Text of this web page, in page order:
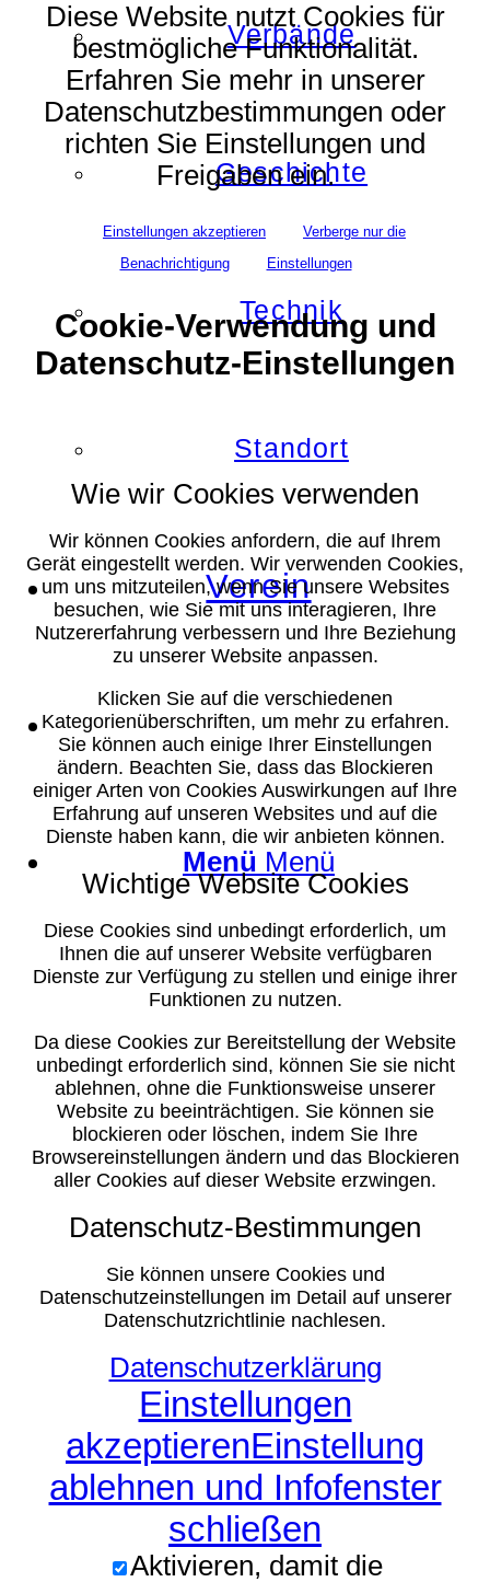
Verbände
Geschichte
Technik
Standort
Verein
Suche
Menü Menü
Diese Website nutzt Cookies für
bestmögliche Funktionalität.
Erfahren Sie mehr in unserer
Datenschutzbestimmungen oder
richten Sie Einstellungen und
Freigaben ein.
Einstellungen akzeptieren
Verberge nur die
Benachrichtigung
Einstellungen
Cookie-Verwendung und
Datenschutz-Einstellungen
Wie wir Cookies verwenden
Wir können Cookies anfordern, die auf Ihrem
Gerät eingestellt werden. Wir verwenden Cookies,
um uns mitzuteilen, wenn Sie unsere Websites
besuchen, wie Sie mit uns interagieren, Ihre
Nutzererfahrung verbessern und Ihre Beziehung
zu unserer Website anpassen.
Klicken Sie auf die verschiedenen
Kategorienüberschriften, um mehr zu erfahren.
Sie können auch einige Ihrer Einstellungen
ändern. Beachten Sie, dass das Blockieren
einiger Arten von Cookies Auswirkungen auf Ihre
Erfahrung auf unseren Websites und auf die
Dienste haben kann, die wir anbieten können.
Wichtige Website Cookies
Diese Cookies sind unbedingt erforderlich, um
Ihnen die auf unserer Website verfügbaren
Dienste zur Verfügung zu stellen und einige ihrer
Funktionen zu nutzen.
Da diese Cookies zur Bereitstellung der Website
unbedingt erforderlich sind, können Sie sie nicht
ablehnen, ohne die Funktionsweise unserer
Website zu beeinträchtigen. Sie können sie
blockieren oder löschen, indem Sie Ihre
Browsereinstellungen ändern und das Blockieren
aller Cookies auf dieser Website erzwingen.
Datenschutz-Bestimmungen
Sie können unsere Cookies und
Datenschutzeinstellungen im Detail auf unserer
Datenschutzrichtlinie nachlesen.
Datenschutzerklärung
Einstellungen
akzeptierenEinstellung
ablehnen und Infofenster
schließen
Aktivieren, damit die